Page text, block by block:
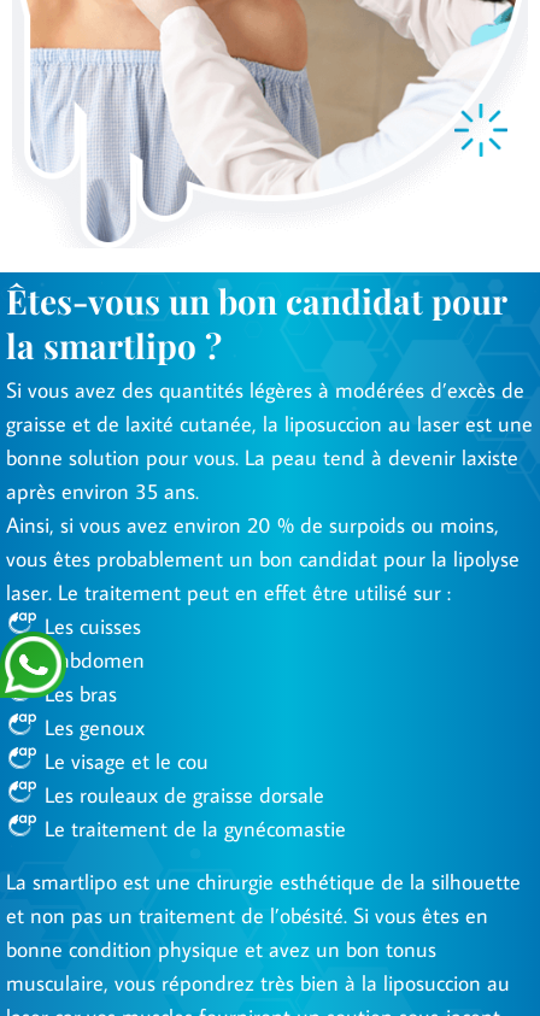
Êtes-vous un bon candidat pour
la smartlipo ?
Si vous avez des quantités légères à modérées d’excès de
graisse et de laxité cutanée, la liposuccion au laser est une
bonne solution pour vous. La peau tend à devenir laxiste
après environ 35 ans.
Ainsi, si vous avez environ 20 % de surpoids ou moins,
vous êtes probablement un bon candidat pour la lipolyse
laser. Le traitement peut en effet être utilisé sur :
Les cuisses
L’abdomen
Les bras
Les genoux
Le visage et le cou
Les rouleaux de graisse dorsale
Le traitement de la gynécomastie
La smartlipo est une chirurgie esthétique de la silhouette
et non pas un traitement de l’obésité. Si vous êtes en
bonne condition physique et avez un bon tonus
musculaire, vous répondrez très bien à la liposuccion au